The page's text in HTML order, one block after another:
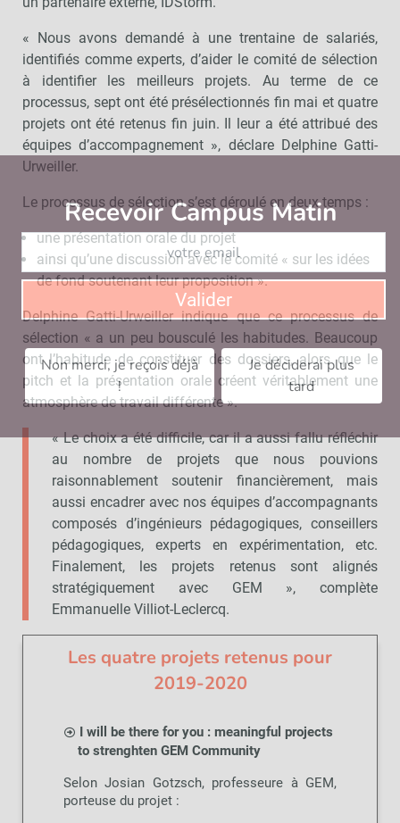
« Nous avons demandé à une trentaine de salariés,
identifiés comme experts, d’aider le comité de sélection
à identifier les meilleurs projets. Au terme de ce
processus, sept ont été présélectionnés fin mai et quatre
projets ont été retenus fin juin. Il leur a été attribué des
équipes d’accompagnement », déclare Delphine Gatti-
Urweiller.
Le processus de sélection s’est déroulé en deux temps :
une présentation orale du projet
ainsi qu’une discussion avec le comité « sur les idées
de fond soutenant leur proposition ».
Delphine Gatti-Urweiller indique que ce processus de
sélection « a un peu bousculé les habitudes. Beaucoup
ont l’habitude de constituer des dossiers, alors que le
pitch et la présentation orale créent véritablement une
atmosphère de travail différente ».
« Le choix a été difficile, car il a aussi fallu réfléchir
au nombre de projets que nous pouvions
raisonnablement soutenir financièrement, mais
aussi encadrer avec nos équipes d’accompagnants
composés d’ingénieurs pédagogiques, conseillers
pédagogiques, experts en expérimentation, etc.
Finalement, les projets retenus sont alignés
stratégiquement avec GEM », complète
Emmanuelle Villiot-Leclercq.
Les quatre projets retenus pour
2019-2020
I will be there for you : meaningful projects
to strenghten GEM Community
Selon Josian Gotzsch, professeure à GEM,
porteuse du projet :
Recevoir Campus Matin
Valider
Non merci, je reçois déjà
!
Je déciderai plus
tard